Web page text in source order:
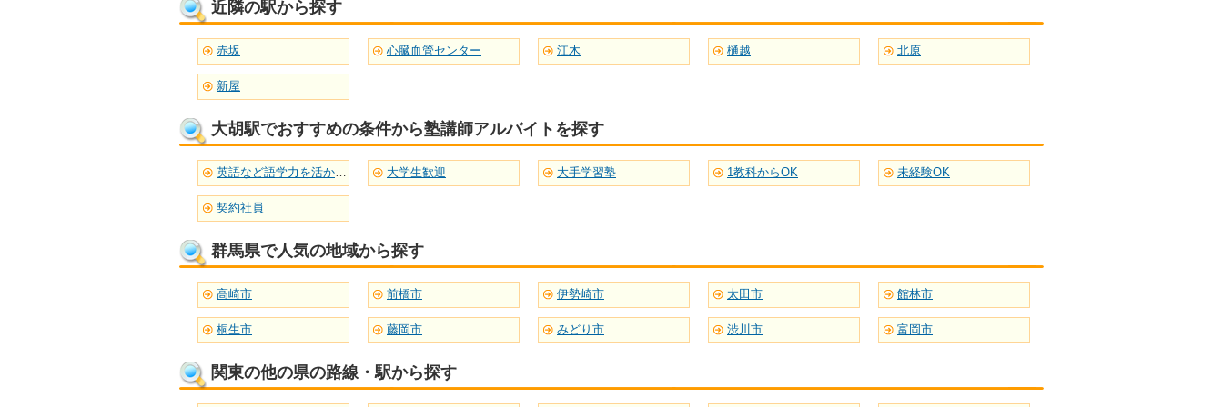
近隣の駅から探す
赤坂 心臓血管センター 江木 樋越 北原
新屋
大胡駅でおすすめの条件から塾講師アルバイトを探す
英語など語学力を活かせる 大学生歓迎 大手学習塾 1教科からOK 未経験OK
契約社員
群馬県で人気の地域から探す
高崎市 前橋市 伊勢崎市 太田市 館林市
桐生市 藤岡市 みどり市 渋川市 富岡市
関東の他の県の路線・駅から探す